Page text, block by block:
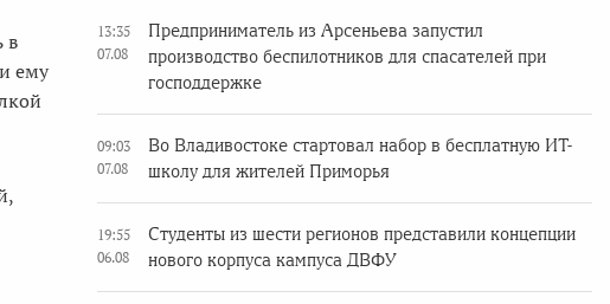
в
ему
13:35
07.08
Предприниматель из Арсеньева запустил
производство беспилотников для спасателей при
господдержке
09:03
07.08
Во Владивостоке стартовал набор в бесплатную ИТ-
школу для жителей Приморья
19:55
06.08
Студенты из шести регионов представили концепции
нового корпуса кампуса ДВФУ